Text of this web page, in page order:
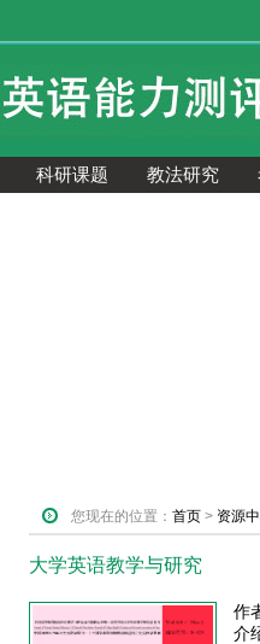
科研课题 教法研究
您现在的位置： 首页> 资源
大学英语教学与研究
作
介